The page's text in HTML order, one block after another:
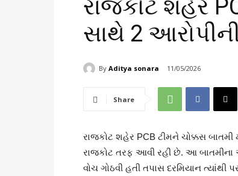
રાજકોટ શહેર
સાથે 2
By Aditya sonara 11/05/2026
Share
રાજકોટ શહેર PCB ટીમને ચોક્કસ
રાજકોટ તરફ આવી રહી છે. આ બાતમીના
વોચ ગોઠવી હતી તપાસ દરમિયાન